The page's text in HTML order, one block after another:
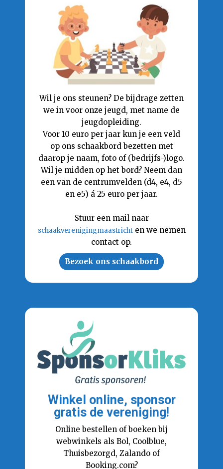
Wil je ons steunen? De bijdrage zetten
we in voor onze jeugd, met name de
jeugdopleiding.
Voor 10 euro per jaar kun je een veld
op ons schaakbord bezetten met
daarop je naam, foto of (bedrijfs-)logo.
Wil je midden op het bord? Neem dan
een van de centrumvelden (d4, e4, d5
en e5) á 25 euro per jaar.
Stuur een mail naar
schaakverenigingmaastrichten we nemen
contact op.
Bezoek ons schaakbord
Winkel online, sponsor
gratis de vereniging!
Online bestellen of boeken bij
webwinkels als Bol, Coolblue,
Thuisbezorgd, Zalando of
Booking.com?